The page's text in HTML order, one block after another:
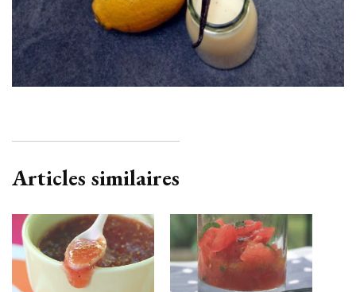
Articles similaires